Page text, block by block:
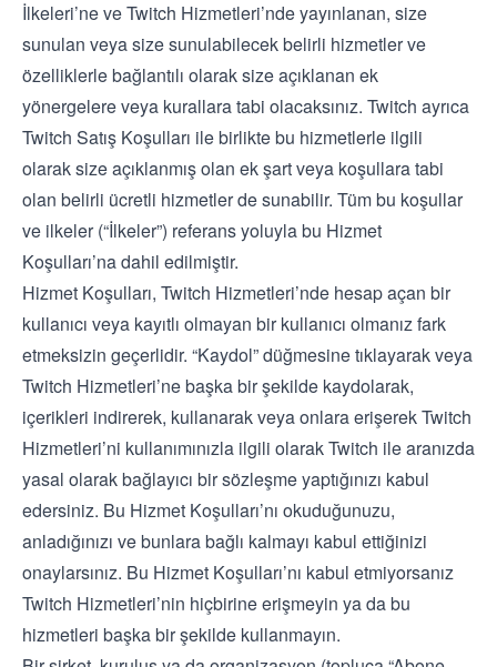
İlkeleri’ne ve Twitch Hizmetleri’nde yayınlanan, size
sunulan veya size sunulabilecek belirli hizmetler ve
özelliklerle bağlantılı olarak size açıklanan ek
yönergelere veya kurallara tabi olacaksınız. Twitch ayrıca
Twitch Satış Koşulları ile birlikte bu hizmetlerle ilgili
olarak size açıklanmış olan ek şart veya koşullara tabi
olan belirli ücretli hizmetler de sunabilir. Tüm bu koşullar
ve ilkeler (“İlkeler”) referans yoluyla bu Hizmet
Koşulları’na dahil edilmiştir.
Hizmet Koşulları, Twitch Hizmetleri’nde hesap açan bir
kullanıcı veya kayıtlı olmayan bir kullanıcı olmanız fark
etmeksizin geçerlidir. “Kaydol” düğmesine tıklayarak veya
Twitch Hizmetleri’ne başka bir şekilde kaydolarak,
içerikleri indirerek, kullanarak veya onlara erişerek Twitch
Hizmetleri’ni kullanımınızla ilgili olarak Twitch ile aranızda
yasal olarak bağlayıcı bir sözleşme yaptığınızı kabul
edersiniz. Bu Hizmet Koşulları’nı okuduğunuzu,
anladığınızı ve bunlara bağlı kalmayı kabul ettiğinizi
onaylarsınız. Bu Hizmet Koşulları’nı kabul etmiyorsanız
Twitch Hizmetleri’nin hiçbirine erişmeyin ya da bu
hizmetleri başka bir şekilde kullanmayın.